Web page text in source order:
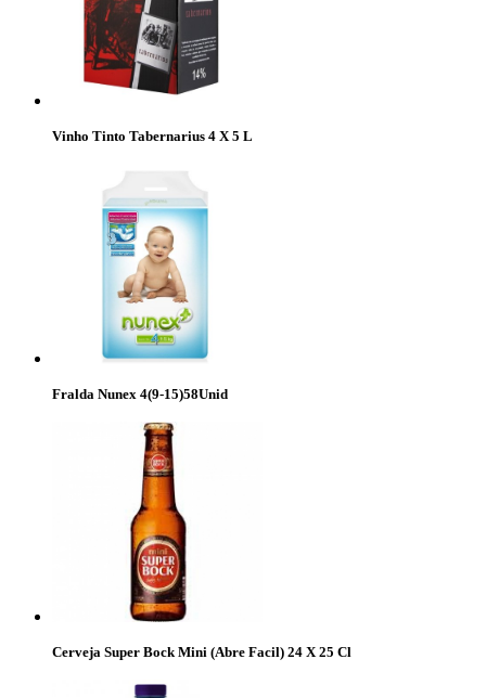
Vinho Tinto Tabernarius 4 X 5 L
Fralda Nunex 4(9-15)58Unid
Cerveja Super Bock Mini (Abre Facil) 24 X 25 Cl